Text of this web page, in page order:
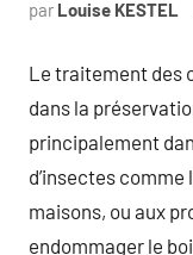
par Louise KESTEL
Le traitement des
dans la
principalement
d’insectes
maisons, ou aux
endommager le